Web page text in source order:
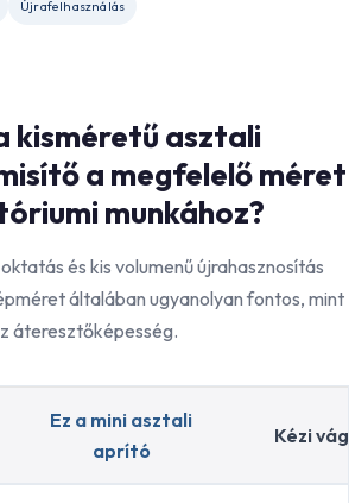
Újrafelhasználás
kisméretű asztali
a megfelelő méret
munkához?
és kis volumenű újrahasznosítás
általában ugyanolyan fontos, mint
áteresztőképesség.
Ez a mini asztali
aprító
Kézi